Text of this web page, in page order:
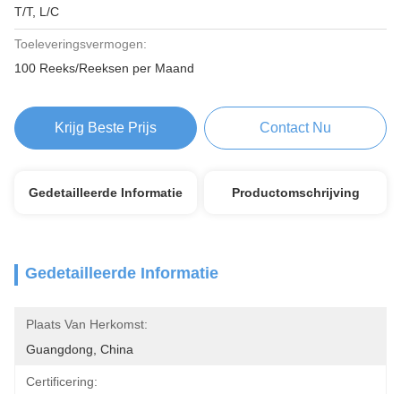
T/T, L/C
Toeleveringsvermogen:
100 Reeks/Reeksen per Maand
Krijg Beste Prijs Contact Nu
Gedetailleerde Informatie Productomschrijving
Gedetailleerde Informatie
Plaats Van Herkomst:
Guangdong, China
Certificering: